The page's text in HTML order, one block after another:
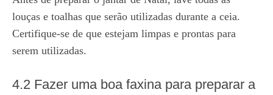
louças e toalhas que serão utilizadas durante a ceia.
Certifique-se de que estejam limpas e prontas para
serem utilizadas.
4.2 Fazer uma boa faxina para preparar a